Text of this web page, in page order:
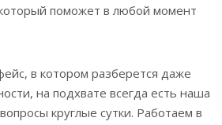
поможет в любой момент
в котором разберется даже
на подхвате всегда есть наша
круглые сутки. Работаем в